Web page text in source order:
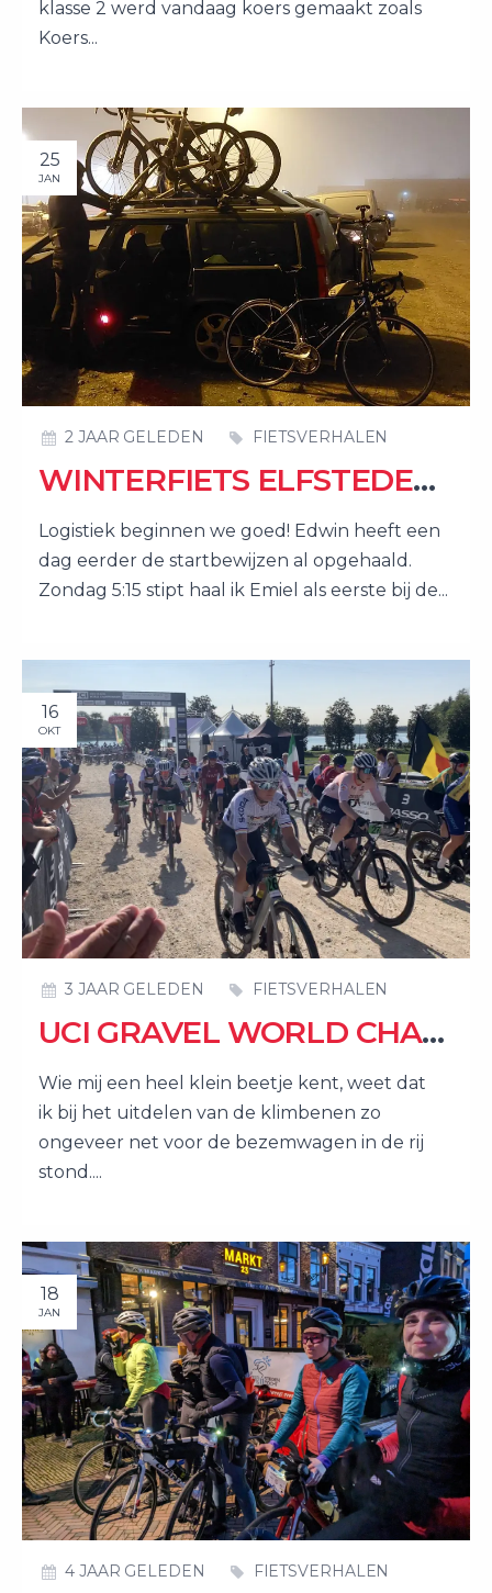
klasse 2 werd vandaag koers gemaakt zoals
Koers...
25
JAN
WINTERFIETS ELFSTEDENTOCHT
2 JAAR GELEDEN FIETSVERHALEN
Logistiek beginnen we goed! Edwin heeft een
dag eerder de startbewijzen al opgehaald.
Zondag 5:15 stipt haal ik Emiel als eerste bij de...
16
OKT
UCI GRAVEL WORLD CHAMPIONSHIPS 2023: BUCKETLIST -1!
3 JAAR GELEDEN FIETSVERHALEN
Wie mij een heel klein beetje kent, weet dat
ik bij het uitdelen van de klimbenen zo
ongeveer net voor de bezemwagen in de rij
stond....
18
JAN
4 JAAR GELEDEN FIETSVERHALEN